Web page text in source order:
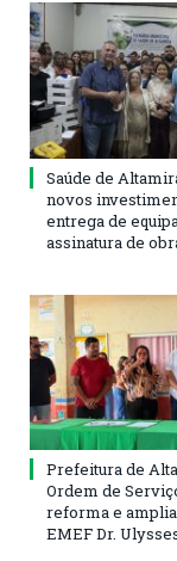
Saúde de
novos
entrega de
assinatura de
Prefeitura de
Ordem de
reforma e
EMEF Dr.